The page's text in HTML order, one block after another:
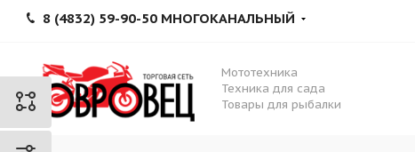
8 (4832) 59-90-50 МНОГОКАНАЛЬНЫЙ
Мототехника
Техника для сада
Товары для рыбалки